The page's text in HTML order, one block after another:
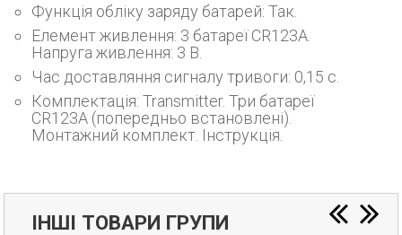
Функція обліку заряду батарей: Так.
Елемент живлення: 3 батареї CR123A.
Напруга живлення: 3 В.
Час доставляння сигналу тривоги: 0,15 с.
Комплектація: Transmitter. Три батареї
CR123A (попередньо встановлені).
Монтажний комплект. Інструкція.
ІНШІ ТОВАРИ ГРУПИ